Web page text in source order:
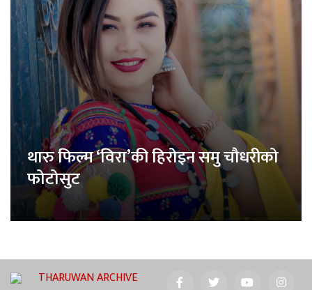
थारु फिल्म ‘विरा’की हिरोइन समु चौधरीको
फोटोसुट
THARUWAN ARCHIVE